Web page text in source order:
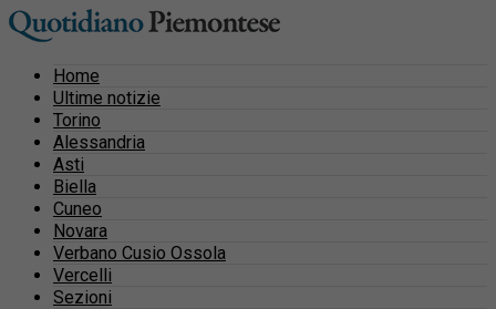
Home
Ultime notizie
Torino
Alessandria
Asti
Biella
Cuneo
Novara
Verbano Cusio Ossola
Vercelli
Sezioni